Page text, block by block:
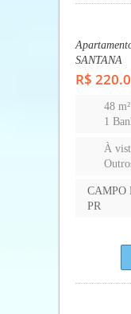
R$
52,15
1
À
CAMPO